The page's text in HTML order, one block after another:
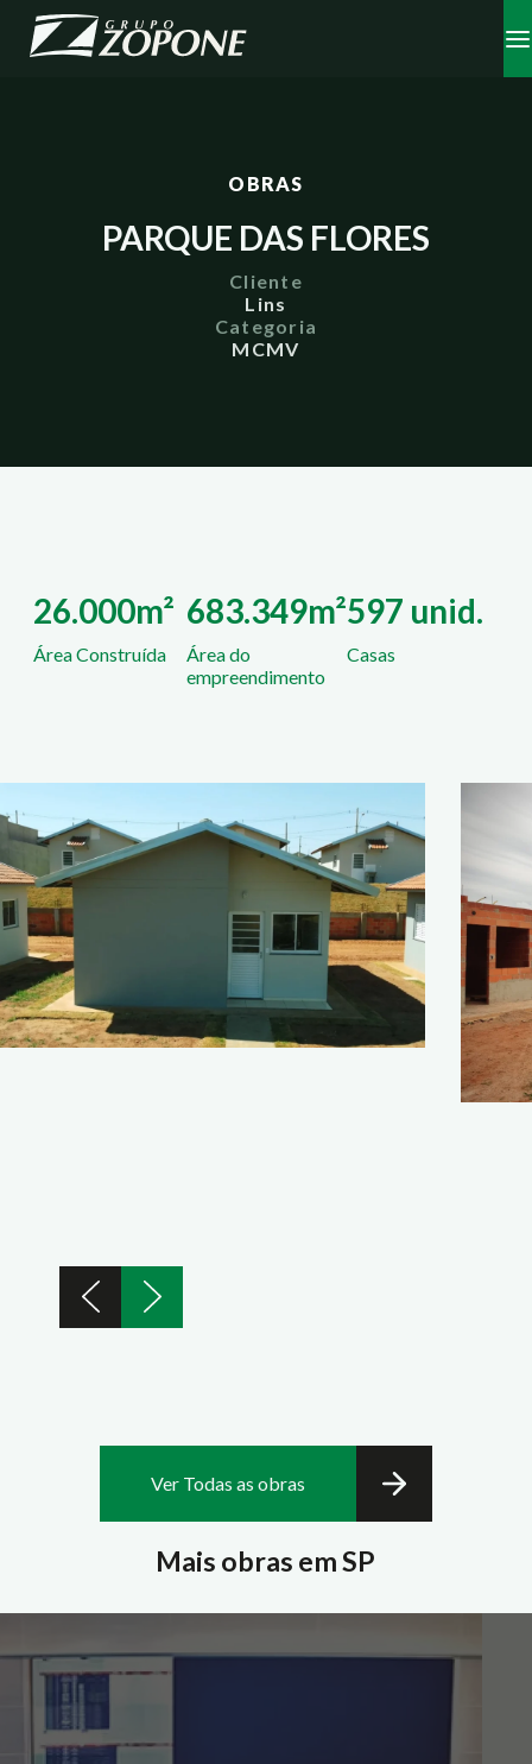
OBRAS
PARQUE DAS FLORES
Cliente
Lins
Categoria
MCMV
26.000m²
Área Construída
683.349m²
Área do
empreendimento
597 unid.
Casas
Mais obras em SP
Ver Todas as obras